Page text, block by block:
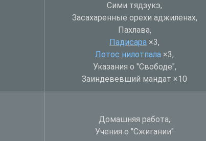
Сими тядзукэ,
Засахаренные орехи аджиленах,
Пахлава,
Падисара ×3,
Лотос нилотпала ×3,
Указания о "Свободе",
Заиндевевший мандат ×10
Домашняя работа,
Учения о "Сжигании"